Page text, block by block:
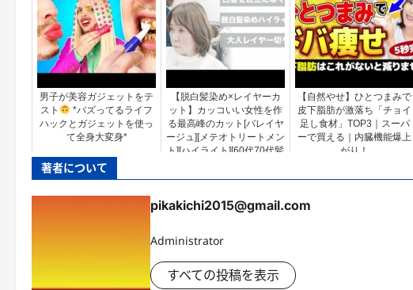
男子が美容ガジェットをテ
スト
*バズってるライフ
ハックとガジェットを使っ
て全身大変身*
【脱白髪染め×レイヤーカ
ット】カッコいい女性を作
る最高峰のカット[バレイヤ
ージュ][メテオトリートメン
ト][ハイライト][60代70代髪
【自然やせ】ひとつまみで
皮下脂肪が激落ち「チョイ
足し食材」TOP3｜スーパ
ーで買える｜内臓機能爆上
がり！
著者について
pikakichi2015@gmail.com
Administrator
すべての投稿を表示